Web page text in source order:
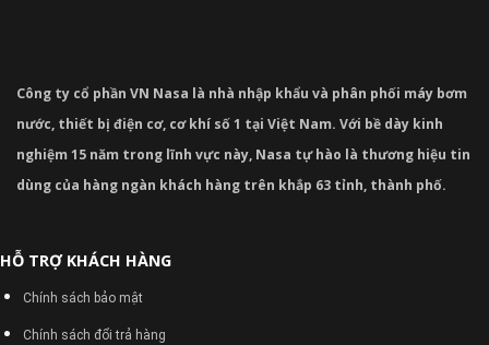
Công ty cổ phần VN Nasa là nhà nhập khẩu và phân phối máy bơm
nước, thiết bị điện cơ, cơ khí số 1 tại Việt Nam. Với bề dày kinh
nghiệm 15 năm trong lĩnh vực này, Nasa tự hào là thương hiệu tin
dùng của hàng ngàn khách hàng trên khắp 63 tỉnh, thành phố.
HỖ TRỢ KHÁCH HÀNG
Chính sách bảo mật
Chính sách đổi trả hàng